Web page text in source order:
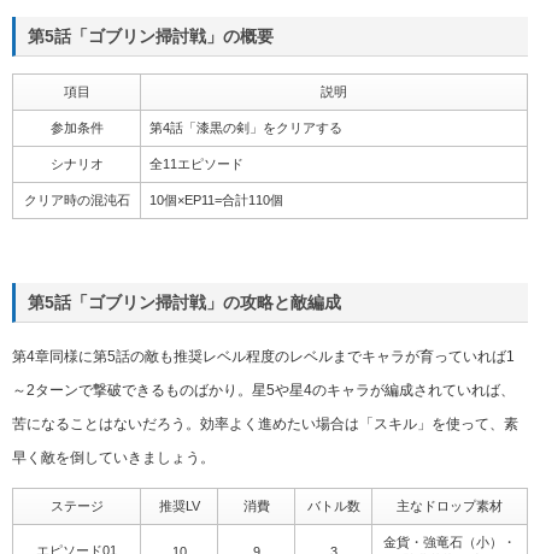
第5話「ゴブリン掃討戦」の概要
項目 説明
参加条件 第4話「漆黒の剣」をクリアする
シナリオ 全11エピソード
クリア時の混沌石 10個×EP11=合計110個
第5話「ゴブリン掃討戦」の攻略と敵編成
第4章同様に第5話の敵も推奨レベル程度のレベルまでキャラが育っていれば1
～2ターンで撃破できるものばかり。星5や星4のキャラが編成されていれば、
苦になることはないだろう。効率よく進めたい場合は「スキル」を使って、素
早く敵を倒していきましょう。
ステージ 推奨LV 消費 バトル数 主なドロップ素材
エピソード01
金貨・強竜石（小）・